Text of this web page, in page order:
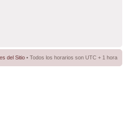
del Sitio • Todos los horarios son UTC + 1 hora